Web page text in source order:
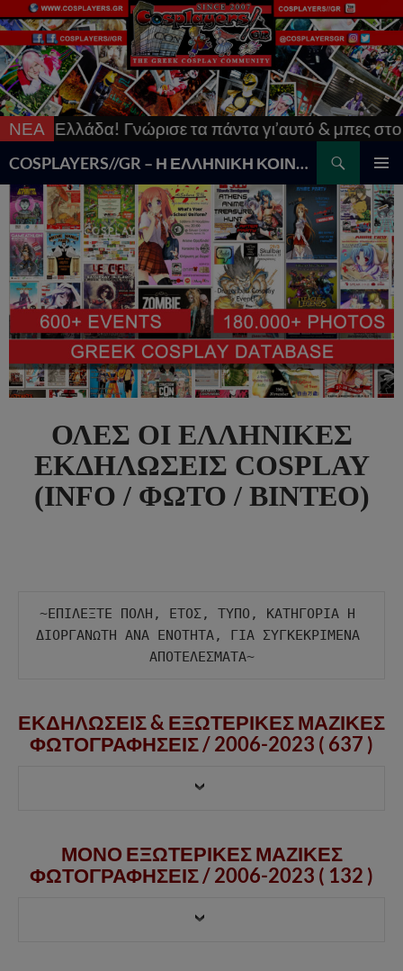
ΝΕΑ
Γνώρισε τα πάντα γι’αυτό & μπες στο
COSPLAYERS//GR – Η ΕΛΛΗΝΙΚΗ ΚΟΙΝΟΤΗΤΑ COSPLAY
MENU
TO
CONTENT
ΟΛΕΣ ΟΙ ΕΛΛΗΝΙΚΕΣ
ΕΚΔΗΛΩΣΕΙΣ COSPLAY
(INFO / ΦΩΤΟ / ΒΙΝΤΕΟ)
~ΕΠΙΛΕΞΤΕ ΠΟΛΗ, ΕΤΟΣ, ΤΥΠΟ, ΚΑΤΗΓΟΡΙΑ Η
ΔΙΟΡΓΑΝΩΤΗ ΑΝΑ ΕΝΟΤΗΤΑ, ΓΙΑ ΣΥΓΚΕΚΡΙΜΕΝΑ
ΑΠΟΤΕΛΕΣΜΑΤΑ~
ΕΚΔΗΛΩΣΕΙΣ & ΕΞΩΤΕΡΙΚΕΣ ΜΑΖΙΚΕΣ
ΦΩΤΟΓΡΑΦΗΣΕΙΣ /2006-2023 ( 637 )
ΜΟΝΟ ΕΞΩΤΕΡΙΚΕΣ ΜΑΖΙΚΕΣ
ΦΩΤΟΓΡΑΦΗΣΕΙΣ /2006-2023 ( 132 )